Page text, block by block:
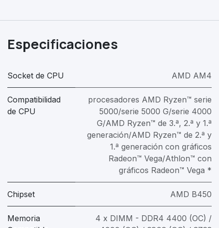
Especificaciones
Socket de CPU AMD AM4
Compatibilidad
de CPU
procesadores AMD Ryzen™ serie
5000/serie 5000 G/serie 4000
G/AMD Ryzen™ de 3.ª, 2.ª y 1.ª
generación/AMD Ryzen™ de 2.ª y
1.ª generación con gráficos
Radeon™ Vega/Athlon™ con
gráficos Radeon™ Vega *
Chipset AMD B450
Memoria
4 x DIMM - DDR4 4400 (OC) /